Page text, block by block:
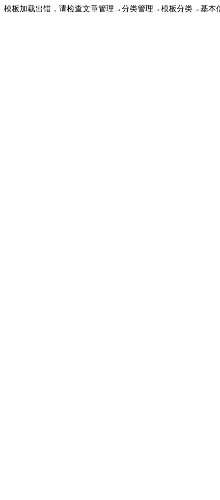
模板加载出错，请检查文章管理→分类管理→模板分类→基本